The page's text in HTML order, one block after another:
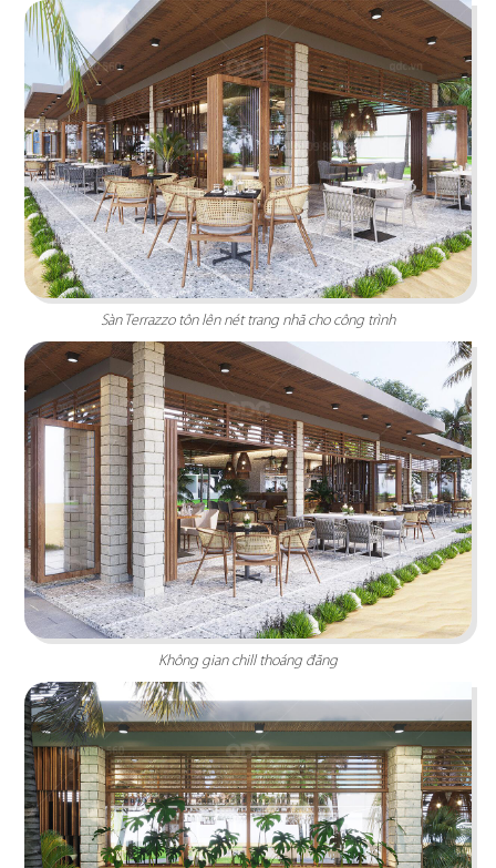
STELLA COFFEE
Gam màu xám nguyên bản cùng kỹ thuật sơn
hiệu ứng rỉ sét tạo nên sự mới mẻ
Chi tiết
O TEM
Phong cách Indochine kết hợp kiến trúc cung
đình mang đến vẻ đẹp trầm mặc
Sàn Terrazzo tôn lên nét trang nhã cho công trình
Không gian chill thoáng đãng